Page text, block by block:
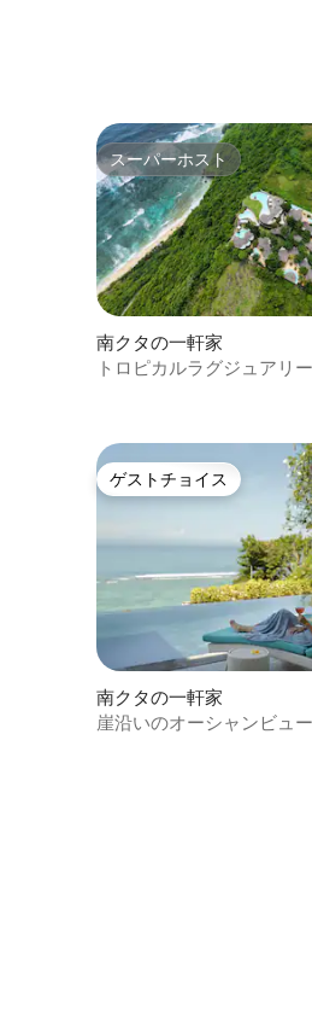
スーパーホスト
スーパーホスト
南クタの一軒家
トロピカルラグジュアリ
ゲストチョイス
ゲストチョイス
南クタの一軒家
崖沿いのオーシャンビュ